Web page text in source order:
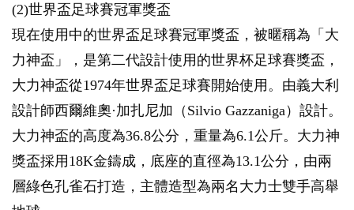
(2)世界盃足球賽冠軍獎盃
現在使用中的世界盃足球賽冠軍獎盃，被暱稱為「大
力神盃」，是第二代設計使用的世界杯足球賽獎盃，
大力神盃從1974年世界盃足球賽開始使用。由義大利
設計師西爾維奧·加扎尼加（Silvio Gazzaniga）設計。
大力神盃的高度為36.8公分，重量為6.1公斤。大力神
獎盃採用18K金鑄成，底座的直徑為13.1公分，由兩
層綠色孔雀石打造，主體造型為兩名大力士雙手高舉